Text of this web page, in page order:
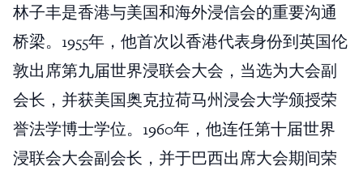
林子丰是香港与美国和海外浸信会的重要沟通
桥梁。1955年，他首次以香港代表身份到英国伦
敦出席第九届世界浸联会大会，当选为大会副
会长，并获美国奥克拉荷马州浸会大学颁授荣
誉法学博士学位。1960年，他连任第十届世界
浸联会大会副会长，并于巴西出席大会期间荣